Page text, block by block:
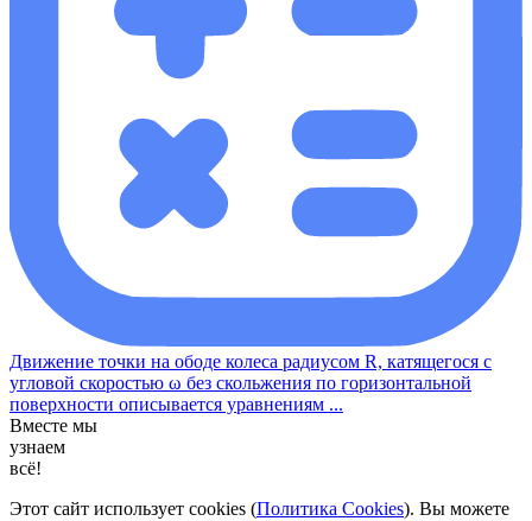
Движение точки на ободе колеса радиусом R, катящегося с
угловой скоростью ω без скольжения по горизонтальной
поверхности описывается уравнениям ...
Вместе мы
узнаем
всё!
Этот сайт использует cookies (Политика Cookies). Вы можете